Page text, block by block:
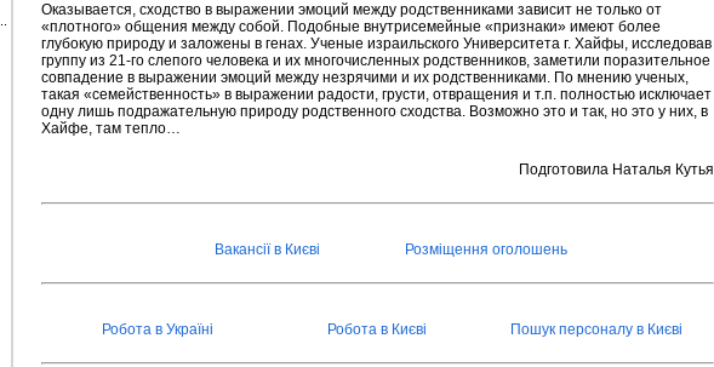
Оказывается, сходство в выражении эмоций между родственниками зависит не только от
«плотного» общения между собой. Подобные внутрисемейные «признаки» имеют более
глубокую природу и заложены в генах. Ученые израильского Университета г. Хайфы, исследовав
группу из 21-го слепого человека и их многочисленных родственников, заметили поразительное
совпадение в выражении эмоций между незрячими и их родственниками. По мнению ученых,
такая «семейственность» в выражении радости, грусти, отвращения и т.п. полностью исключает
одну лишь подражательную природу родственного сходства. Возможно это и так, но это у них, в
Хайфе, там тепло…
Подготовила Наталья Кутья
Вакансії в Києві Розміщення оголошень
Робота в Україні Робота в Києві Пошук персоналу в Києві